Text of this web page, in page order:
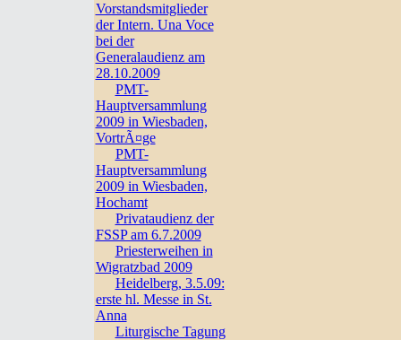
Vorstandsmitglieder
der Intern. Una Voce
bei der
Generalaudienz am
28.10.2009
PMT-
Hauptversammlung
2009 in Wiesbaden,
VortrÃ¤ge
PMT-
Hauptversammlung
2009 in Wiesbaden,
Hochamt
Privataudienz der
FSSP am 6.7.2009
Priesterweihen in
Wigratzbad 2009
Heidelberg, 3.5.09:
erste hl. Messe in St.
Anna
Liturgische Tagung